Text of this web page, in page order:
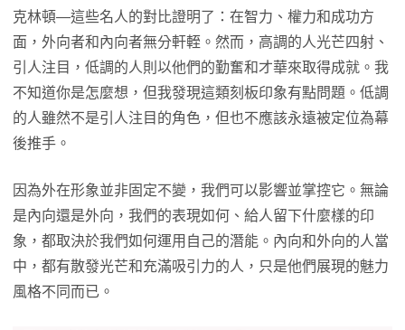
克林頓—這些名人的對比證明了：在智力、權力和成功方
面，外向者和內向者無分軒輊。然而，高調的人光芒四射、
引人注目，低調的人則以他們的勤奮和才華來取得成就。我
不知道你是怎麼想，但我發現這類刻板印象有點問題。低調
的人雖然不是引人注目的角色，但也不應該永遠被定位為幕
後推手。
因為外在形象並非固定不變，我們可以影響並掌控它。無論
是內向還是外向，我們的表現如何、給人留下什麼樣的印
象，都取決於我們如何運用自己的潛能。內向和外向的人當
中，都有散發光芒和充滿吸引力的人，只是他們展現的魅力
風格不同而已。